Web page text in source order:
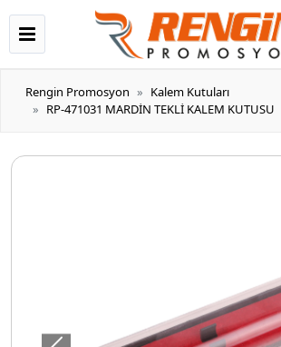
Rengin Promosyon
Kalem Kutuları
RP-471031 MARDİN TEKLİ KALEM KUTUSU